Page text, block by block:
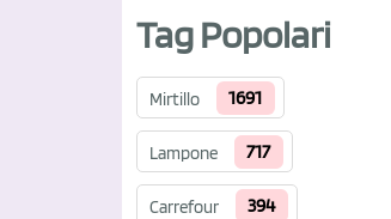
Tag Popolari
Mirtillo 1691
Lampone 717
Carrefour 394